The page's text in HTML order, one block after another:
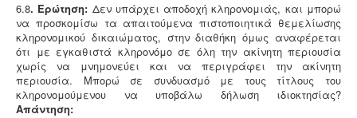
6.8. Ερώτηση: Δεν υπάρχει αποδοχή κληρονομιάς, και μπορώ
να προσκομίσω τα απαιτούμενα πιστοποιητικά θεμελίωσης
κληρονομικού δικαιώματος, στην διαθήκη όμως αναφέρεται
ότι με εγκαθιστά κληρονόμο σε όλη την ακίνητη περιουσία
χωρίς να μνημονεύει και να περιγράφει την ακίνητη
περιουσία. Μπορώ σε συνδυασμό με τους τίτλους του
κληρονομούμενου να υποβάλω δήλωση ιδιοκτησίας?
Απάντηση: